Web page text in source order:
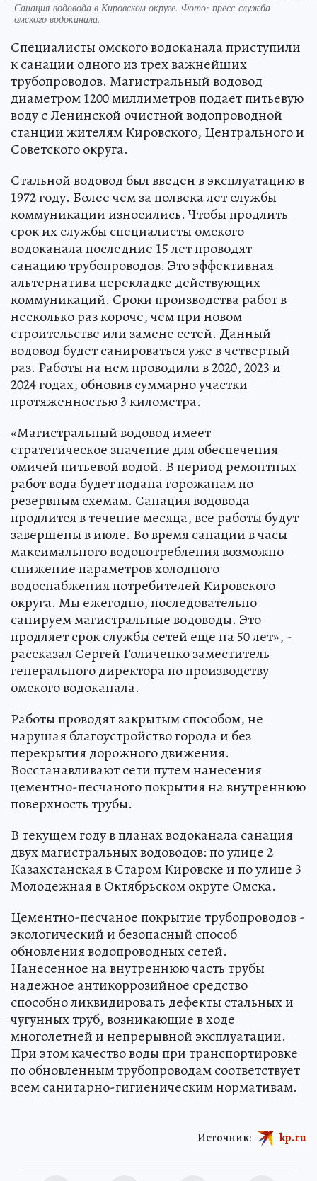
Санация водовода в Кировском округе. Фото: пресс-служба
омского водоканала.
Специалисты омского водоканала приступили
к санации одного из трех важнейших
трубопроводов. Магистральный водовод
диаметром 1200 миллиметров подает питьевую
воду с Ленинской очистной водопроводной
станции жителям Кировского, Центрального и
Советского округа.
Стальной водовод был введен в эксплуатацию в
1972 году. Более чем за полвека лет службы
коммуникации износились. Чтобы продлить
срок их службы специалисты омского
водоканала последние 15 лет проводят
санацию трубопроводов. Это эффективная
альтернатива перекладке действующих
коммуникаций. Сроки производства работ в
несколько раз короче, чем при новом
строительстве или замене сетей. Данный
водовод будет санироваться уже в четвертый
раз. Работы на нем проводили в 2020, 2023 и
2024 годах, обновив суммарно участки
протяженностью 3 километра.
«Магистральный водовод имеет
стратегическое значение для обеспечения
омичей питьевой водой. В период ремонтных
работ вода будет подана горожанам по
резервным схемам. Санация водовода
продлится в течение месяца, все работы будут
завершены в июле. Во время санации в часы
максимального водопотребления возможно
снижение параметров холодного
водоснабжения потребителей Кировского
округа. Мы ежегодно, последовательно
санируем магистральные водоводы. Это
продляет срок службы сетей еще на 50 лет», -
рассказал Сергей Голиченко заместитель
генерального директора по производству
омского водоканала.
Работы проводят закрытым способом, не
нарушая благоустройство города и без
перекрытия дорожного движения.
Восстанавливают сети путем нанесения
цементно-песчаного покрытия на внутреннюю
поверхность трубы.
В текущем году в планах водоканала санация
двух магистральных водоводов: по улице 2
Казахстанская в Старом Кировске и по улице 3
Молодежная в Октябрьском округе Омска.
Цементно-песчаное покрытие трубопроводов -
экологический и безопасный способ
обновления водопроводных сетей.
Нанесенное на внутреннюю часть трубы
надежное антикоррозийное средство
способно ликвидировать дефекты стальных и
чугунных труб, возникающие в ходе
многолетней и непрерывной эксплуатации.
При этом качество воды при транспортировке
по обновленным трубопроводам соответствует
всем санитарно-гигиеническим нормативам.
Источник: kp.ru